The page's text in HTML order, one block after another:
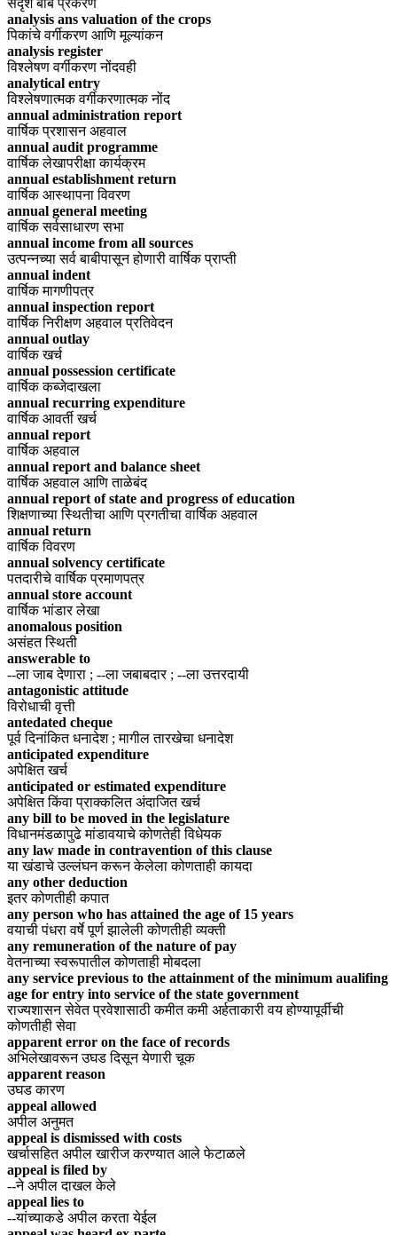
analysis ans valuation of the crops
पिकांचे वर्गीकरण आणि मूल्यांकन
analysis register
विश्लेषण वर्गीकरण नोंदवही
analytical entry
विश्लेषणात्मक वर्गीकरणात्मक नोंद
annual administration report
वार्षिक प्रशासन अहवाल
annual audit programme
वार्षिक लेखापरीक्षा कार्यक्रम
annual establishment return
वार्षिक आस्थापना विवरण
annual general meeting
वार्षिक सर्वसाधारण सभा
annual income from all sources
उत्पन्नच्या सर्व बाबीपासून होणारी वार्षिक प्राप्ती
annual indent
वार्षिक मागणीपत्र
annual inspection report
वार्षिक निरीक्षण अहवाल प्रतिवेदन
annual outlay
वार्षिक खर्च
annual possession certificate
वार्षिक कब्जेदाखला
annual recurring expenditure
वार्षिक आवर्ती खर्च
annual report
वार्षिक अहवाल
annual report and balance sheet
वार्षिक अहवाल आणि ताळेबंद
annual report of state and progress of education
शिक्षणाच्या स्थितीचा आणि प्रगतीचा वार्षिक अहवाल
annual return
वार्षिक विवरण
annual solvency certificate
पतदारीचे वार्षिक प्रमाणपत्र
annual store account
वार्षिक भांडार लेखा
anomalous position
असंहत स्थिती
answerable to
--ला जाब देणारा ; --ला जबाबदार ; --ला उत्तरदायी
antagonistic attitude
विरोधाची वृत्ती
antedated cheque
पूर्व दिनांकित धनादेश ; मागील तारखेचा धनादेश
anticipated expenditure
अपेक्षित खर्च
anticipated or estimated expenditure
अपेक्षित किंवा प्राक्कलित अंदाजित खर्च
any bill to be moved in the legislature
विधानमंडळापुढे मांडावयाचे कोणतेही विधेयक
any law made in contravention of this clause
या खंडाचे उल्लंघन करून केलेला कोणताही कायदा
any other deduction
इतर कोणतीही कपात
any person who has attained the age of 15 years
वयाची पंधरा वर्षे पूर्ण झालेली कोणतीही व्यक्ती
any remuneration of the nature of pay
वेतनाच्या स्वरूपातील कोणताही मोबदला
any service previous to the attainment of the minimum aualifing
age for entry into service of the state government
राज्यशासन सेवेत प्रवेशासाठी कमीत कमी अर्हताकारी वय होण्यापूर्वीची
कोणतीही सेवा
apparent error on the face of records
अभिलेखावरून उघड दिसून येणारी चूक
apparent reason
उघड कारण
appeal allowed
अपील अनुमत
appeal is dismissed with costs
खर्चासहित अपील खारीज करण्यात आले फेटाळले
appeal is filed by
--ने अपील दाखल केले
appeal lies to
--यांच्याकडे अपील करता येईल